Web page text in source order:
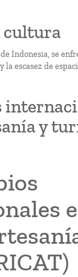
cultura
Indonesia, se
la escasez de
y